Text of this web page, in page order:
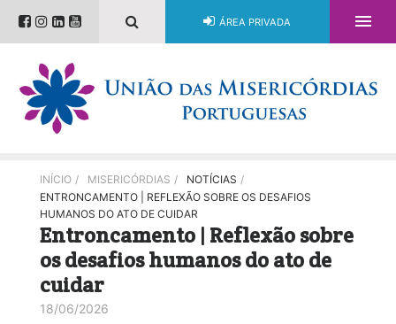
ÁREA PRIVADA 
INÍCIO / MISERICÓRDIAS / NOTÍCIAS /
ENTRONCAMENTO | REFLEXÃO SOBRE OS DESAFIOS
HUMANOS DO ATO DE CUIDAR
Entroncamento | Reflexão sobre
os desafios humanos do ato de
cuidar
18/06/2026